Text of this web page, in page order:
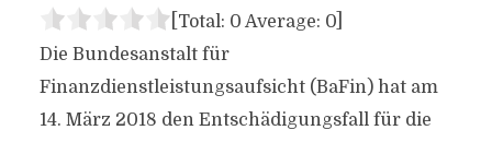
[Total: 0 Average: 0]
Die Bundesanstalt für
Finanzdienstleistungsaufsicht (BaFin) hat am
14. März 2018 den Entschädigungsfall für die